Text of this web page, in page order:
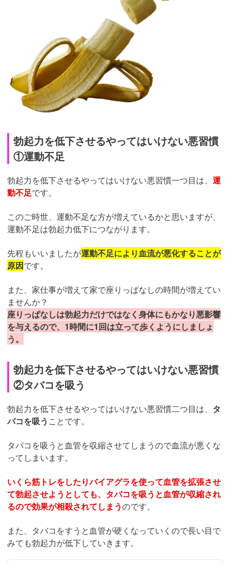
勃起力を低下させるやってはいけない悪習慣
①運動不足
勃起力を低下させるやってはいけない悪習慣一つ目は、 運
動不足です。
このご時世、運動不足な方が増えているかと思いますが、
運動不足は勃起力低下につながります。
先程もいいましたが運動不足により血流が悪化することが
原因です。
また、家仕事が増えて家で座りっぱなしの時間が増えてい
ませんか？
座りっぱなしは勃起力だけではなく身体にもかなり悪影響
を与えるので、1時間に1回は立って歩くようにしましょ
う。
勃起力を低下させるやってはいけない悪習慣
②タバコを吸う
勃起力を低下させるやってはいけない悪習慣二つ目は、 タ
バコを吸う ことです。
タバコを吸うと血管を収縮させてしまうので血流が悪くな
ってしまいます。
いくら筋トレをしたりバイアグラを使って血管を拡張させ
て勃起させようとしても、タバコを吸うと血管が収縮され
るので効果が相殺されてしまうのです。
また、タバコをすうと血管が硬くなっていくので長い目で
みても勃起力が低下していきます。